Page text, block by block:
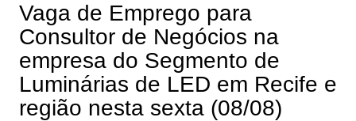
Vaga de Emprego para
Consultor de Negócios na
empresa do Segmento de
Luminárias de LED em Recife e
região nesta sexta (08/08)